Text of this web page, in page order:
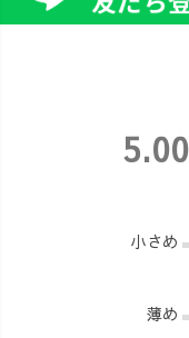
5.00
小さめ
薄め